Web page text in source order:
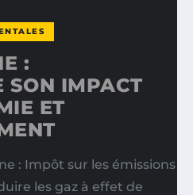
:
SON IMPACT
ET
: Impôt sur les émissions
les gaz à effet de